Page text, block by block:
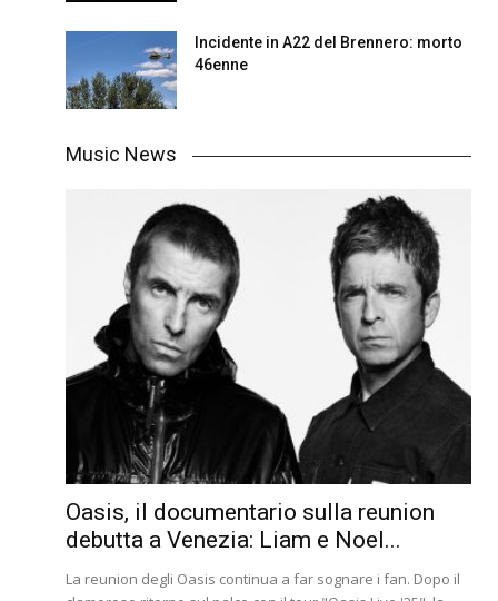
Incidente in A22 del Brennero: morto
46enne
Music News
Oasis, il documentario sulla reunion
debutta a Venezia: Liam e Noel...
La reunion degli Oasis continua a far sognare i fan. Dopo il